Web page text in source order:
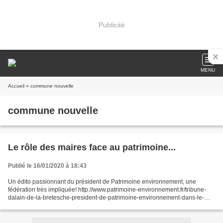
Publicité
MENU
Accueil » commune nouvelle
commune nouvelle
Le rôle des maires face au patrimoine...
Publié le 16/01/2020 à 18:43
Un édito passionnant du président de Patrimoine environnement, une
fédération très impliquée! http://www.patrimoine-environnement.fr/tribune-
dalain-de-la-bretesche-president-de-patrimoine-environnement-dans-le-